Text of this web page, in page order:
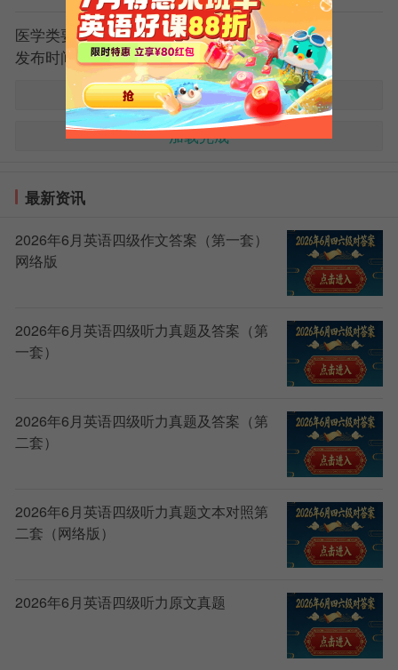
医学类要考博吗？
发布时间：09.12 18:25
加载更多>>
加载完成
最新资讯
2026年6月英语四级作文答案（第一套）
网络版
2026年6月英语四级听力真题及答案（第
一套）
2026年6月英语四级听力真题及答案（第
二套）
2026年6月英语四级听力真题文本对照第
二套（网络版）
2026年6月英语四级听力原文真题